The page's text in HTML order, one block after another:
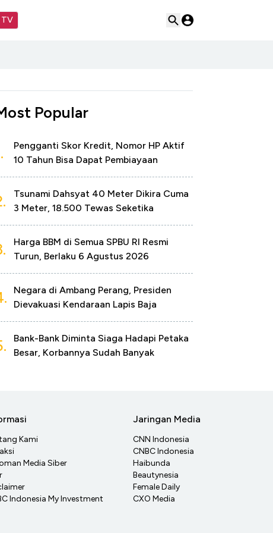
TV
Popular
Pengganti Skor Kredit, Nomor HP Aktif
10 Tahun Bisa Dapat Pembiayaan
Tsunami Dahsyat 40 Meter Dikira Cuma
3 Meter, 18.500 Tewas Seketika
Harga BBM di Semua SPBU RI Resmi
Turun, Berlaku 6 Agustus 2026
Negara di Ambang Perang, Presiden
Dievakuasi Kendaraan Lapis Baja
Bank-Bank Diminta Siaga Hadapi Petaka
Besar, Korbannya Sudah Banyak
Kami
Media Siber
Indonesia My Investment
Jaringan Media
CNN Indonesia
CNBC Indonesia
Haibunda
Beautynesia
Female Daily
CXO Media